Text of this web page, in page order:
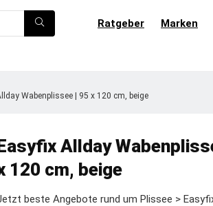
Ratgeber Marken
Wabenplissee | 95 x 120 cm, beige
Allday
120 cm, beige
beste Angebote rund um Plissee >